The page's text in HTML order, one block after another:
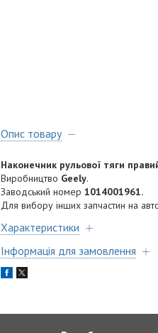
Опис товару
Наконечник рульової тяги
Виробництво Geely.
Заводський номер 1014001961.
Для вибору інших запчастин на
Характеристики
Інформація для замовлення